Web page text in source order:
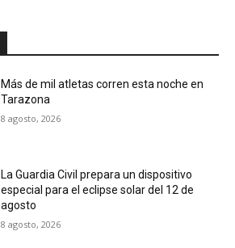
Más de mil atletas corren esta noche en
Tarazona
8 agosto, 2026
La Guardia Civil prepara un dispositivo
especial para el eclipse solar del 12 de
agosto
8 agosto, 2026